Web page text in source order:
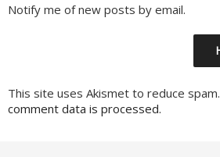
Notify me of new posts by email.
This site uses Akismet to reduce spam.
comment data is processed.